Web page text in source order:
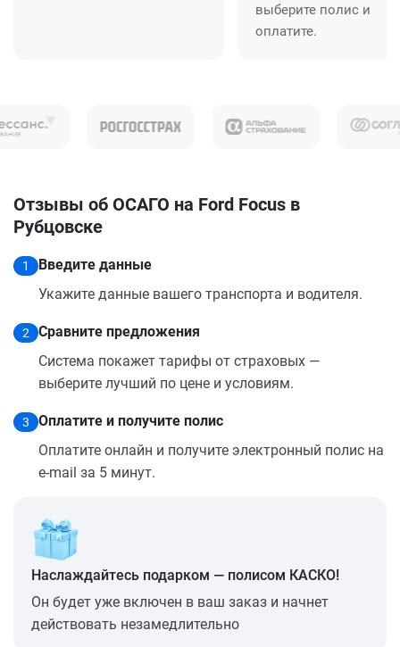
выберите полис и
оплатите.
Отзывы об ОСАГО на Ford Focus в
Рубцовске
1
Введите данные
Укажите данные вашего транспорта и водителя.
2
Сравните предложения
Система покажет тарифы от страховых —
выберите лучший по цене и условиям.
3
Оплатите и получите полис
Оплатите онлайн и получите электронный полис на
e-mail за 5 минут.
Наслаждайтесь подарком — полисом КАСКО!
Он будет уже включен в ваш заказ и начнет
действовать незамедлительно